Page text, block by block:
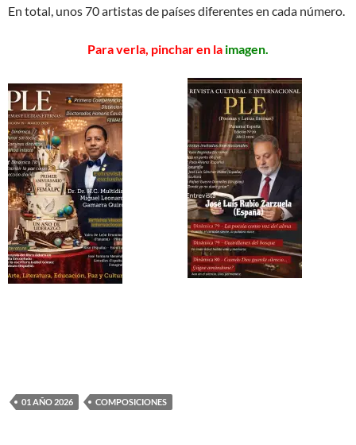
En total, unos 70 artistas de países diferentes en cada número.
Para verla, pinchar en la imagen.
01 AÑO 2026 COMPOSICIONES